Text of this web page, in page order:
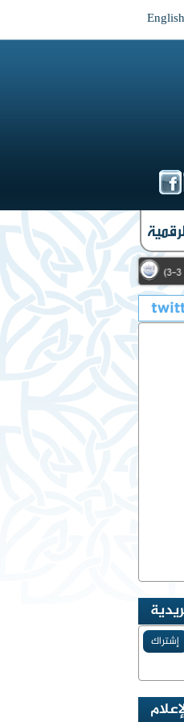
English
الحلقة (10) الأمثال الواردة في حديث الحارث الأشعري (1-3)